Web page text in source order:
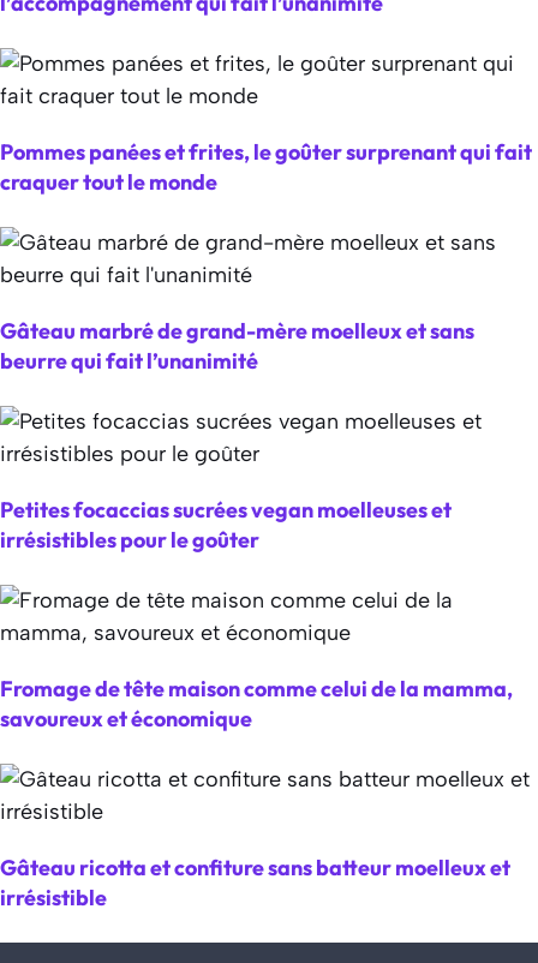
Pommes panées et frites, le goûter surprenant qui fait
craquer tout le monde
Gâteau marbré de grand-mère moelleux et sans
beurre qui fait l’unanimité
Petites focaccias sucrées vegan moelleuses et
irrésistibles pour le goûter
Fromage de tête maison comme celui de la mamma,
savoureux et économique
Gâteau ricotta et confiture sans batteur moelleux et
irrésistible